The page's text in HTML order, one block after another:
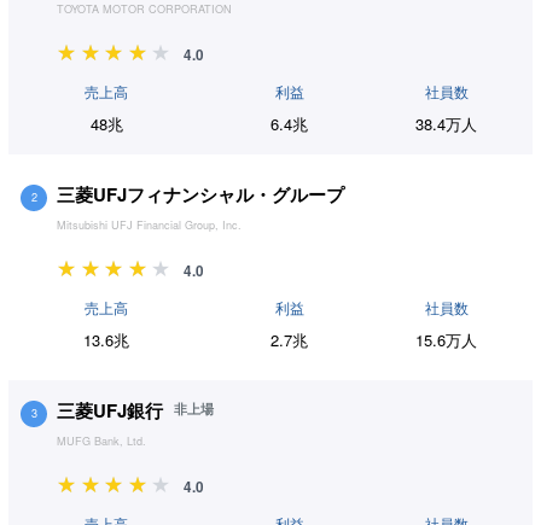
TOYOTA MOTOR CORPORATION
4.0
売上高
48兆
利益
6.4兆
社員数
38.4万人
2 三菱UFJフィナンシャル・グループ
Mitsubishi UFJ Financial Group, Inc.
4.0
売上高
13.6兆
利益
2.7兆
社員数
15.6万人
3 三菱UFJ銀行 非上場
MUFG Bank, Ltd.
4.0